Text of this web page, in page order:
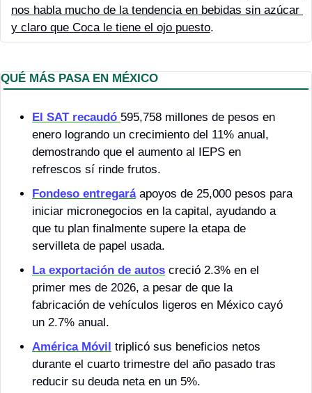
nos habla mucho de la tendencia en bebidas sin azúcar
y claro que Coca le tiene el ojo puesto.
QUÉ MÁS PASA EN MÉXICO
El SAT recaudó 595,758 millones de pesos en
enero logrando un crecimiento del 11% anual,
demostrando que el aumento al IEPS en
refrescos sí rinde frutos.
Fondeso entregará apoyos de 25,000 pesos para
iniciar micronegocios en la capital, ayudando a
que tu plan finalmente supere la etapa de
servilleta de papel usada.
La exportación de autos creció 2.3% en el
primer mes de 2026, a pesar de que la
fabricación de vehículos ligeros en México cayó
un 2.7% anual.
América Móvil triplicó sus beneficios netos
durante el cuarto trimestre del año pasado tras
reducir su deuda neta en un 5%.